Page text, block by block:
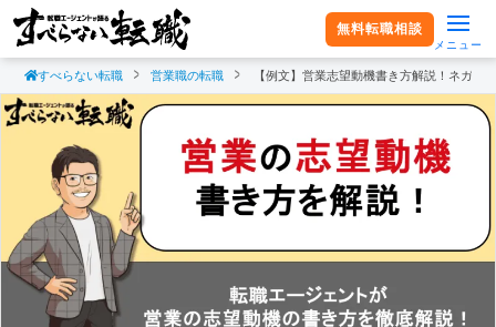
無料転職相談
メニュー
すべらない転職 営業職の転職 【例文】営業志望動機書き方解説！ネガテ